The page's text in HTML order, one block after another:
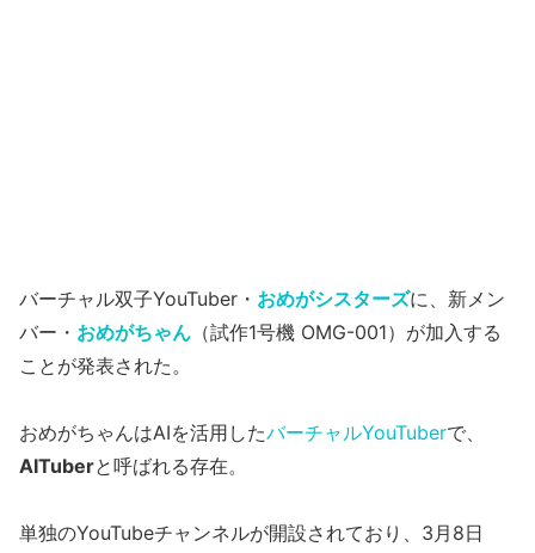
バーチャル双子YouTuber・ おめがシスターズに、新メン
バー・ おめがちゃん （試作1号機 OMG-001）が加入する
ことが発表された。
おめがちゃんはAIを活用したバーチャルYouTuberで、
AITuberと呼ばれる存在。
単独のYouTubeチャンネルが開設されており、3月8日